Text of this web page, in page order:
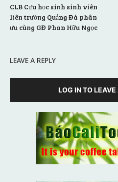
CLB Cựu học sinh sinh viên
liên trường Quảng Đà phân
ưu cùng GĐ Phan Hữu Ngọc
LEAVE A REPLY
LOG IN TO